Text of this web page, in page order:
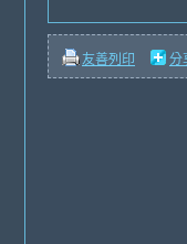
友善列印 分